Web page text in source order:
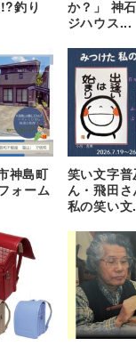
釣り
か？」 神
ジハウス...
神島町
ォーム
笑い文字
ん・飛田
私の笑い